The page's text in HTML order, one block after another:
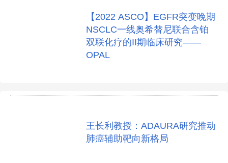
【2022 ASCO】EGFR突变晚期
NSCLC一线奥希替尼联合含铂
双联化疗的II期临床研究——
OPAL
王长利教授：ADAURA研究推动
肺癌辅助靶向新格局